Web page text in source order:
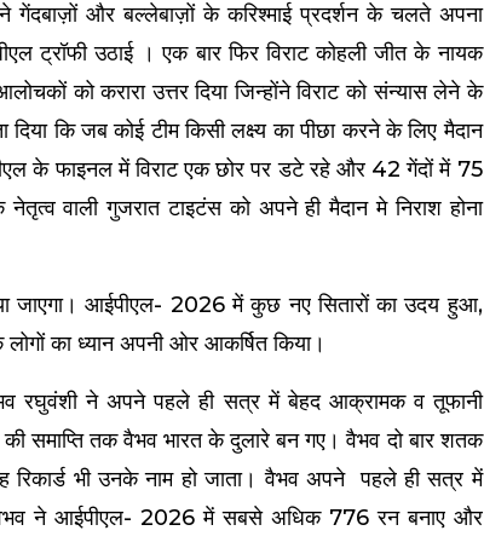
और बल्लेबाज़ों के करिश्माई प्रदर्शन के चलते अपना
ट्रॉफी उठाई । एक बार फिर विराट कोहली जीत के नायक
को करारा उत्तर दिया जिन्होंने विराट को संन्यास लेने के
कि जब कोई टीम किसी लक्ष्य का पीछा करने के लिए मैदान
के फाइनल में विराट एक छोर पर डटे रहे और 42 गेंदों में 75
वाली गुजरात टाइटंस को अपने ही मैदान मे निराश होना
जाएगा। आईपीएल- 2026 में कुछ नए सितारों का उदय हुआ,
का ध्यान अपनी ओर आकर्षित किया।
रघुवंशी ने अपने पहले ही सत्र में बेहद आक्रामक व तूफानी
समाप्ति तक वैभव भारत के दुलारे बन गए। वैभव दो बार शतक
भी उनके नाम हो जाता। वैभव अपने पहले ही सत्र में
ने आईपीएल- 2026 में सबसे अधिक 776 रन बनाए और